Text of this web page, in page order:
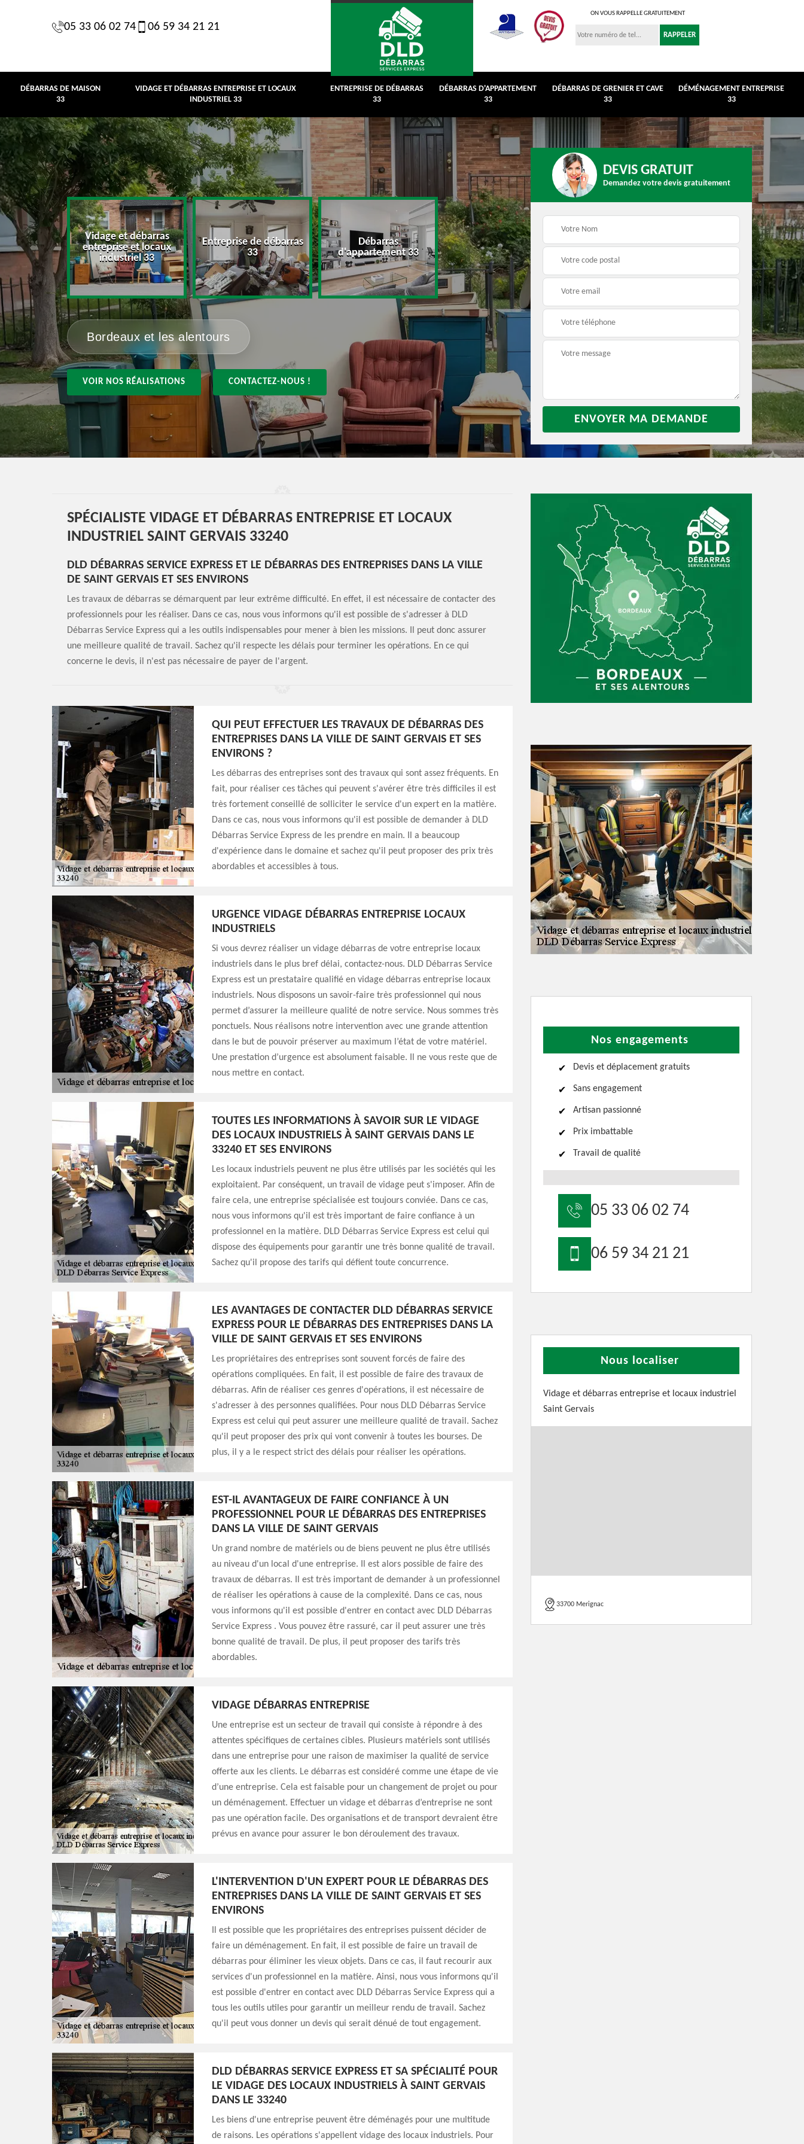
05 33 06 02 74 06 59 34 21 21
ON VOUS RAPPELLE GRATUITEMENT
DÉBARRAS DE MAISON
33
VIDAGE ET DÉBARRAS ENTREPRISE ET LOCAUX
INDUSTRIEL 33
ENTREPRISE DE DÉBARRAS
33
DÉBARRAS D'APPARTEMENT
33
DÉBARRAS DE GRENIER ET CAVE
33
DÉMÉNAGEMENT ENTREPRISE
33
maison 33
Vidage et débarras
entreprise et locaux
industriel 33
Entreprise de débarras
33
Débarras
d'appartement 33
Débarras de grenier et
cave 33
Déménagement
Débarras de maison
Bordeaux et les alentours
VOIR NOS RÉALISATIONS CONTACTEZ-NOUS !
DEVIS GRATUIT
Demandez votre devis gratuitement
SPÉCIALISTE VIDAGE ET DÉBARRAS ENTREPRISE ET LOCAUX
INDUSTRIEL SAINT GERVAIS 33240
DLD DÉBARRAS SERVICE EXPRESS ET LE DÉBARRAS DES ENTREPRISES DANS LA VILLE
DE SAINT GERVAIS ET SES ENVIRONS
Les travaux de débarras se démarquent par leur extrême difficulté. En effet, il est nécessaire de contacter des
professionnels pour les réaliser. Dans ce cas, nous vous informons qu'il est possible de s'adresser à DLD
Débarras Service Express qui a les outils indispensables pour mener à bien les missions. Il peut donc assurer
une meilleure qualité de travail. Sachez qu'il respecte les délais pour terminer les opérations. En ce qui
concerne le devis, il n'est pas nécessaire de payer de l'argent.
QUI PEUT EFFECTUER LES TRAVAUX DE DÉBARRAS DES
ENTREPRISES DANS LA VILLE DE SAINT GERVAIS ET SES
ENVIRONS ?
Les débarras des entreprises sont des travaux qui sont assez fréquents. En
fait, pour réaliser ces tâches qui peuvent s'avérer être très difficiles il est
très fortement conseillé de solliciter le service d'un expert en la matière.
Dans ce cas, nous vous informons qu'il est possible de demander à DLD
Débarras Service Express de les prendre en main. Il a beaucoup
d'expérience dans le domaine et sachez qu'il peut proposer des prix très
abordables et accessibles à tous.
URGENCE VIDAGE DÉBARRAS ENTREPRISE LOCAUX
INDUSTRIELS
Si vous devrez réaliser un vidage débarras de votre entreprise locaux
industriels dans le plus bref délai, contactez-nous. DLD Débarras Service
Express est un prestataire qualifié en vidage débarras entreprise locaux
industriels. Nous disposons un savoir-faire très professionnel qui nous
permet d’assurer la meilleure qualité de notre service. Nous sommes très
ponctuels. Nous réalisons notre intervention avec une grande attention
dans le but de pouvoir préserver au maximum l’état de votre matériel.
Une prestation d’urgence est absolument faisable. Il ne vous reste que de
nous mettre en contact.
TOUTES LES INFORMATIONS À SAVOIR SUR LE VIDAGE
DES LOCAUX INDUSTRIELS À SAINT GERVAIS DANS LE
33240 ET SES ENVIRONS
Les locaux industriels peuvent ne plus être utilisés par les sociétés qui les
exploitaient. Par conséquent, un travail de vidage peut s'imposer. Afin de
faire cela, une entreprise spécialisée est toujours conviée. Dans ce cas,
nous vous informons qu'il est très important de faire confiance à un
professionnel en la matière. DLD Débarras Service Express est celui qui
dispose des équipements pour garantir une très bonne qualité de travail.
Sachez qu'il propose des tarifs qui défient toute concurrence.
LES AVANTAGES DE CONTACTER DLD DÉBARRAS SERVICE
EXPRESS POUR LE DÉBARRAS DES ENTREPRISES DANS LA
VILLE DE SAINT GERVAIS ET SES ENVIRONS
Les propriétaires des entreprises sont souvent forcés de faire des
opérations compliquées. En fait, il est possible de faire des travaux de
débarras. Afin de réaliser ces genres d'opérations, il est nécessaire de
s'adresser à des personnes qualifiées. Pour nous DLD Débarras Service
Express est celui qui peut assurer une meilleure qualité de travail. Sachez
qu'il peut proposer des prix qui vont convenir à toutes les bourses. De
plus, il y a le respect strict des délais pour réaliser les opérations.
EST-IL AVANTAGEUX DE FAIRE CONFIANCE À UN
PROFESSIONNEL POUR LE DÉBARRAS DES ENTREPRISES
DANS LA VILLE DE SAINT GERVAIS
Un grand nombre de matériels ou de biens peuvent ne plus être utilisés
au niveau d'un local d'une entreprise. Il est alors possible de faire des
travaux de débarras. Il est très important de demander à un professionnel
de réaliser les opérations à cause de la complexité. Dans ce cas, nous
vous informons qu'il est possible d'entrer en contact avec DLD Débarras
Service Express . Vous pouvez être rassuré, car il peut assurer une très
bonne qualité de travail. De plus, il peut proposer des tarifs très
abordables.
VIDAGE DÉBARRAS ENTREPRISE
Une entreprise est un secteur de travail qui consiste à répondre à des
attentes spécifiques de certaines cibles. Plusieurs matériels sont utilisés
dans une entreprise pour une raison de maximiser la qualité de service
offerte aux les clients. Le débarras est considéré comme une étape de vie
d’une entreprise. Cela est faisable pour un changement de projet ou pour
un déménagement. Effectuer un vidage et débarras d’entreprise ne sont
pas une opération facile. Des organisations et de transport devraient être
prévus en avance pour assurer le bon déroulement des travaux.
L'INTERVENTION D'UN EXPERT POUR LE DÉBARRAS DES
ENTREPRISES DANS LA VILLE DE SAINT GERVAIS ET SES
ENVIRONS
Il est possible que les propriétaires des entreprises puissent décider de
faire un déménagement. En fait, il est possible de faire un travail de
débarras pour éliminer les vieux objets. Dans ce cas, il faut recourir aux
services d'un professionnel en la matière. Ainsi, nous vous informons qu'il
est possible d'entrer en contact avec DLD Débarras Service Express qui a
tous les outils utiles pour garantir un meilleur rendu de travail. Sachez
qu'il peut vous donner un devis qui serait dénué de tout engagement.
DLD DÉBARRAS SERVICE EXPRESS ET SA SPÉCIALITÉ POUR
LE VIDAGE DES LOCAUX INDUSTRIELS À SAINT GERVAIS
DANS LE 33240
Les biens d'une entreprise peuvent être déménagés pour une multitude
de raisons. Les opérations s'appellent vidage des locaux industriels. Pour
Nos engagements
Devis et déplacement gratuits
Sans engagement
Artisan passionné
Prix imbattable
Travail de qualité
05 33 06 02 74
06 59 34 21 21
Nous localiser
Vidage et débarras entreprise et locaux industriel
Saint Gervais
33700 Merignac